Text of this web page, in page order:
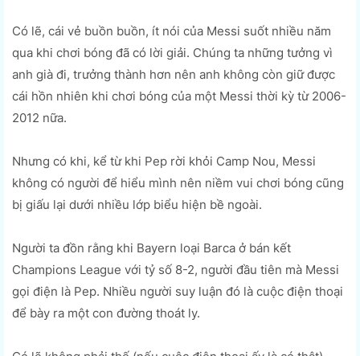
Có lẽ, cái vẻ buồn buồn, ít nói của Messi suốt nhiều năm
qua khi chơi bóng đã có lời giải. Chúng ta những tưởng vì
anh già đi, trưởng thành hơn nên anh không còn giữ được
cái hồn nhiên khi chơi bóng của một Messi thời kỳ từ 2006-
2012 nữa.
Nhưng có khi, kể từ khi Pep rời khỏi Camp Nou, Messi
không có người để hiểu mình nên niềm vui chơi bóng cũng
bị giấu lại dưới nhiều lớp biểu hiện bề ngoài.
Người ta đồn rằng khi Bayern loại Barca ở bán kết
Champions League với tỷ số 8-2, người đầu tiên mà Messi
gọi điện là Pep. Nhiều người suy luận đó là cuộc điện thoại
để bày ra một con đường thoát ly.